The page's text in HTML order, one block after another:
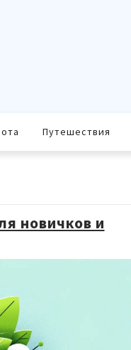
Путешествия
новичков и